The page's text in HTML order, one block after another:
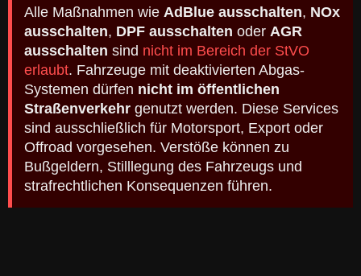
Alle Maßnahmen wie AdBlue ausschalten, NOx
ausschalten, DPF ausschalten oder AGR
ausschalten sind nicht im Bereich der StVO
erlaubt. Fahrzeuge mit deaktivierten Abgas-
Systemen dürfen nicht im öffentlichen
Straßenverkehr genutzt werden. Diese Services
sind ausschließlich für Motorsport, Export oder
Offroad vorgesehen. Verstöße können zu
Bußgeldern, Stilllegung des Fahrzeugs und
strafrechtlichen Konsequenzen führen.